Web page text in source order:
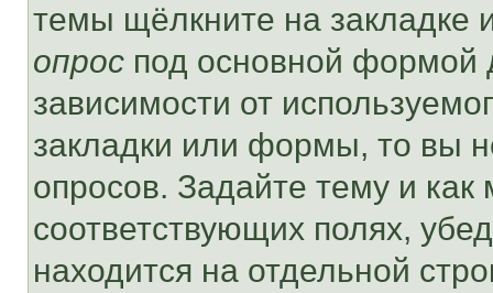
темы щёлкните на
опрос под основной формой
зависимости от
закладки или формы, то вы
опросов. Задайте тему и
соответствующих полях,
находится на отдельной